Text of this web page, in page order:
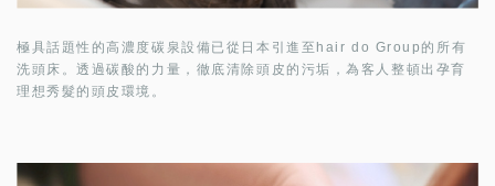
極具話題性的高濃度碳泉設備已從日本引進至hair do Group的所有
洗頭床。透過碳酸的力量，徹底清除頭皮的污垢，為客人整頓出孕育
理想秀髮的頭皮環境。